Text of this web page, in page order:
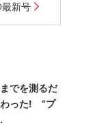
最新号
でを測るだ
わった! “プ